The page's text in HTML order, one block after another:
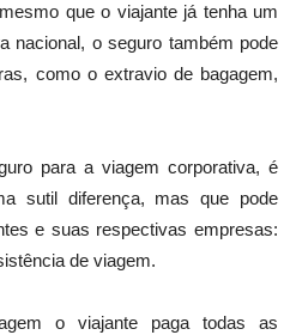
que o viajante já tenha um
nacional, o seguro também pode
como o extravio de bagagem,
para a viagem corporativa, é
sutil diferença, mas que pode
e suas respectivas empresas:
de viagem.
o viajante paga todas as